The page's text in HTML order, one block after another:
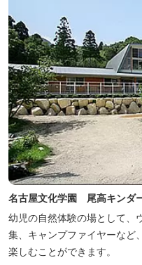
名古屋文化学園 尾高キンダ
幼児の自然体験の場として、
集、キャンプファイヤーなど
楽しむことができます。